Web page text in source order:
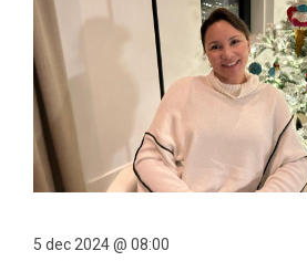
5 dec 2024 @ 08:00